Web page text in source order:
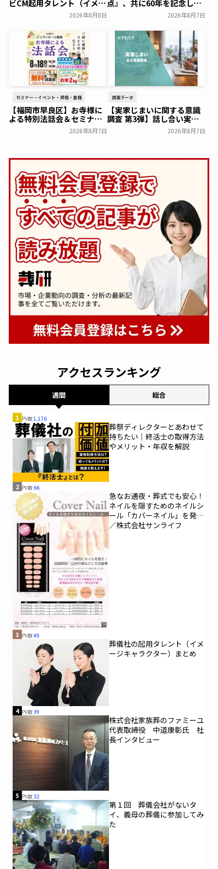
■その他葬儀サービスの説明
①葬儀のドライブスルーサービス・・・葬儀の
式場内には立ち寄らず、施設脇の窓口に車を着
け、車中からの香典渡しや焼香のみができるサ
ービス
②葬儀のインターネットライブ動画配信サービ
やスマートフォン等でリアルタイムで葬儀の様
子を閲覧できる動画配信サービス
③散骨・・・墓をつくらず、火葬後の焼骨を粉
末状にし、海や山中、空、宇宙にて散布して故
人を弔う方法
■調査実施概要
調査方法 ｜インターネットによる調査
有効回答数 ｜400名
データ集計期間 ｜2018年11月12日～11月13日
玉県、千葉県、栃木県、群馬県)在住の男女で直
近5年以内に身内以外も参列する参列者21名以上
の葬儀の喪主(準ずる立場)を経験した40歳～70
歳の方
男女比 ｜男性：200人（50％）、女性：
200人（50％）
年齢 ｜40代：100人（25％）、50代：
100人（25％）、60代100人（25％）、70代100
人（25％）
(※)「喪主に準ずる立場」とは、喪主ではない
が、喪主と一緒に葬儀社のやりとりなどに参加
したり、葬儀費用の収支を確認したりするなど
葬儀を把握する立場にある方
■くらしの友 会社概要
事業内容：互助会の会員募集業務および冠婚葬
祭に伴う各種サービスの提供
所在地：東京都大田区西蒲田8-2-12 売上
高 ：177億円（グループ連結）
社長：伴 良二 従業員数 ：
1,412名（グループ全体）
設立：1967年4月17日 直営斎場 ：
東京・神奈川・埼玉・栃木に30カ所グループ
総資本金：2億7383万円 直営仏壇
店：東京・神奈川に6店舗
PR TIMESより転載
前の記事
ペットと眠れる自動搬送式納骨堂「東向島 た
から陵苑」が誕生 納骨されるまでランニン
グコストゼロで生前購入しやすく